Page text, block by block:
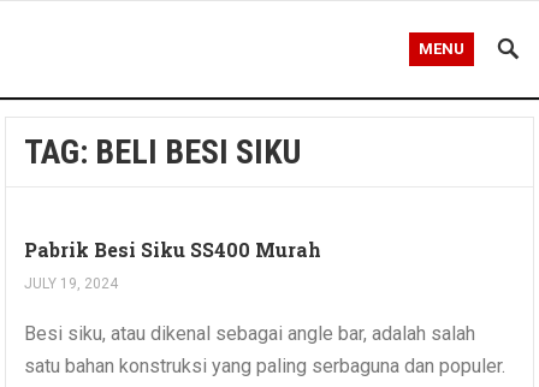
MENU
TAG: BELI BESI SIKU
Pabrik Besi Siku SS400 Murah
JULY 19, 2024
Besi siku, atau dikenal sebagai angle bar, adalah salah
satu bahan konstruksi yang paling serbaguna dan populer.